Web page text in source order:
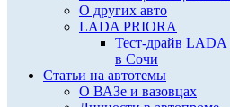
О других авто
LADA PRIORA
Тест-драйв LADA
в Сочи
Статьи на автотемы
О ВАЗе и вазовцах